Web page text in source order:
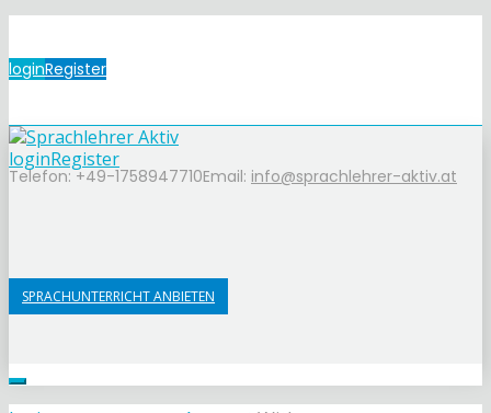
loginRegister
Telefon: +49-1758947710Email: info@sprachlehrer-aktiv.at
loginRegister
SPRACHUNTERRICHT ANBIETEN